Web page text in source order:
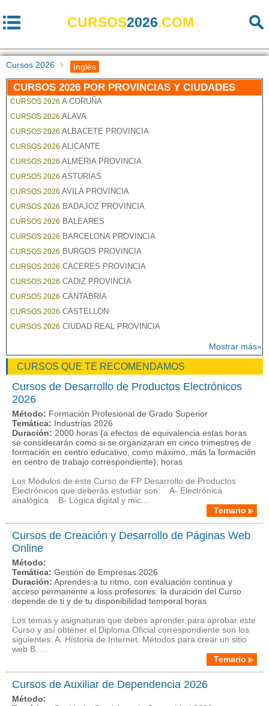
CURSOS2026.COM
Cursos 2026 Inglés
CURSOS 2026 POR PROVINCIAS Y CIUDADES
CURSOS 2026 A CORUÑA
CURSOS 2026 ALAVA
CURSOS 2026 ALBACETE PROVINCIA
CURSOS 2026 ALICANTE
CURSOS 2026 ALMERIA PROVINCIA
CURSOS 2026 ASTURIAS
CURSOS 2026 AVILA PROVINCIA
CURSOS 2026 BADAJOZ PROVINCIA
CURSOS 2026 BALEARES
CURSOS 2026 BARCELONA PROVINCIA
CURSOS 2026 BURGOS PROVINCIA
CURSOS 2026 CACERES PROVINCIA
CURSOS 2026 CADIZ PROVINCIA
CURSOS 2026 CANTABRIA
CURSOS 2026 CASTELLON
CURSOS 2026 CIUDAD REAL PROVINCIA
Mostrar más»
CURSOS QUE TE RECOMENDAMOS
Cursos de Desarrollo de Productos Electrónicos
2026
Método: Formación Profesional de Grado Superior
Temática: Industrias 2026
Duración: 2000 horas (a efectos de equivalencia estas horas
se considerarán como si se organizaran en cinco trimestres de
formación en centro educativo, como máximo, más la formación
en centro de trabajo correspondiente). horas
Los Módulos de este Curso de FP Desarrollo de Productos
Electrónicos que deberás estudiar son: A- Electrónica
analógica B- Lógica digital y mic...
Temario
Cursos de Creación y Desarrollo de Páginas Web
Online
Método:
Temática: Gestión de Empresas 2026
Duración: Aprendes a tu ritmo, con evaluación continua y
acceso permanente a loss profesores: la duración del Curso
depende de ti y de tu disponibilidad temporal horas
Los temas y asignaturas que debes aprender para aprobar este
Curso y así obtener el Diploma Oficial correspondiente son los
siguientes: A. Historia de Internet. Métodos para crear un sitio
web B. ...
Temario
Cursos de Auxiliar de Dependencia 2026
Método: